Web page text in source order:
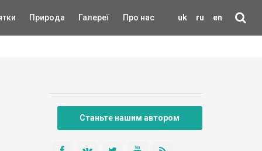
uk ru en
Природа Галереї Про нас
Станьте нашим автором